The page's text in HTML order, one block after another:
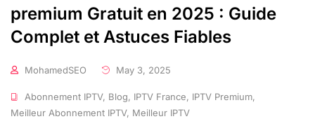
premium Gratuit en 2025 : Guide
Complet et Astuces Fiables
MohamedSEO May 3, 2025
Abonnement IPTV, Blog, IPTV France, IPTV Premium,
Meilleur Abonnement IPTV, Meilleur IPTV